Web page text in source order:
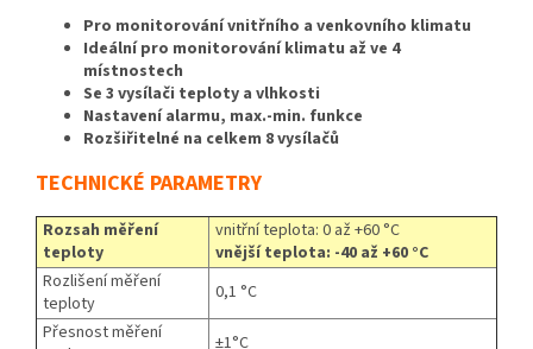
Pro monitorování vnitřního a venkovního klimatu
Ideální pro monitorování klimatu až ve 4
místnostech
Se 3 vysílači teploty a vlhkosti
Nastavení alarmu, max.-min. funkce
Rozšiřitelné na celkem 8 vysílačů
TECHNICKÉ PARAMETRY
Rozsah měření
teploty
vnitřní teplota: 0 až +60 °C
vnější teplota: -40 až +60 °C
Rozlišení měření
teploty
0,1 °C
Přesnost měření
±1°C